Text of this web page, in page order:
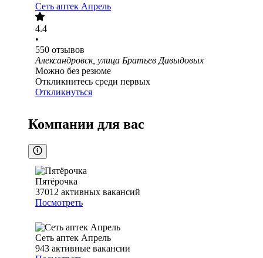
Сеть аптек Апрель
4.4
•
550 отзывов
Александровск, улица Братьев Давыдовых
Можно без резюме
Откликнитесь среди первых
Откликнуться
Компании для вас
Пятёрочка
37012 активных вакансий
Посмотреть
Сеть аптек Апрель
943 активные вакансии